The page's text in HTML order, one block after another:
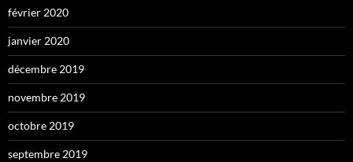
février 2020
janvier 2020
décembre 2019
novembre 2019
octobre 2019
septembre 2019